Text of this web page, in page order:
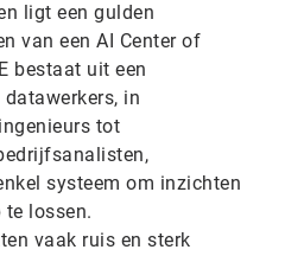
ligt een gulden
van een AI Center of
bestaat uit een
in
tot
systeem om inzichten
te lossen.
vaak ruis en sterk